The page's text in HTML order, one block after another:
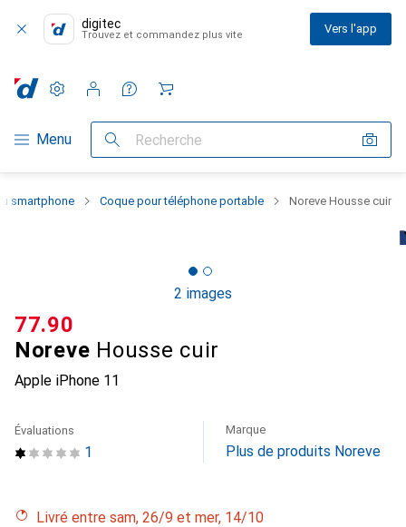
digitec
Trouvez et commandez plus vite Vers l'app
Navigation par catégorie
Menu Recherche
Paramètres
Compte client
Listes de comparaison
Listes d'envies
Panier
smartphone Coque pour téléphone portable Noreve Housse cuir
2 images
Noreve Housse cuir
Apple iPhone 11
CHF
77.90
1
Évaluations Marque
Plus de produits Noreve
Livré entre sam, 26/9 et mer, 14/10